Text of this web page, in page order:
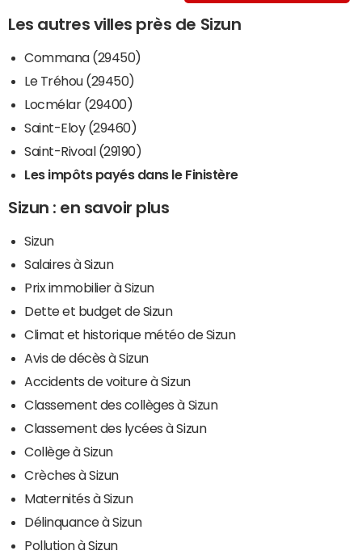
Les autres villes près de Sizun
Commana (29450)
Le Tréhou (29450)
Locmélar (29400)
Saint-Eloy (29460)
Saint-Rivoal (29190)
Les impôts payés dans le Finistère
Sizun : en savoir plus
Sizun
Salaires à Sizun
Prix immobilier à Sizun
Dette et budget de Sizun
Climat et historique météo de Sizun
Avis de décès à Sizun
Accidents de voiture à Sizun
Classement des collèges à Sizun
Classement des lycées à Sizun
Collège à Sizun
Crèches à Sizun
Maternités à Sizun
Délinquance à Sizun
Pollution à Sizun